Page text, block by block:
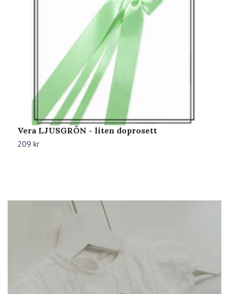
Vera LJUSGRÖN - liten doprosett
209 kr